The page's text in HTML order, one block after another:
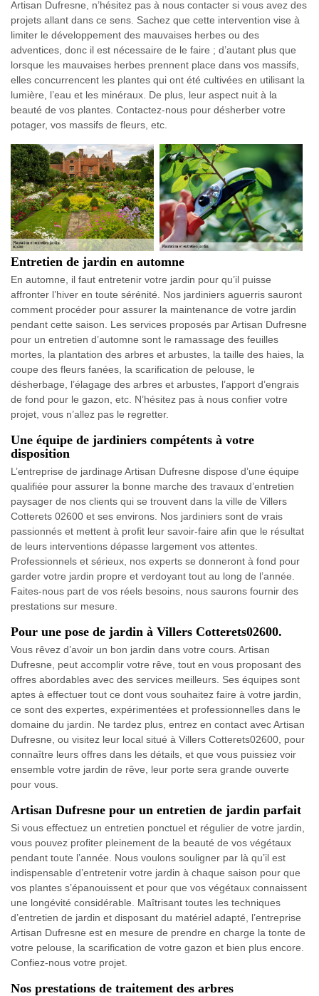
Artisan Dufresne, n’hésitez pas à nous contacter si vous avez des
projets allant dans ce sens. Sachez que cette intervention vise à
limiter le développement des mauvaises herbes ou des
adventices, donc il est nécessaire de le faire ; d’autant plus que
lorsque les mauvaises herbes prennent place dans vos massifs,
elles concurrencent les plantes qui ont été cultivées en utilisant la
lumière, l’eau et les minéraux. De plus, leur aspect nuit à la
beauté de vos plantes. Contactez-nous pour désherber votre
potager, vos massifs de fleurs, etc.
Entretien de jardin en automne
En automne, il faut entretenir votre jardin pour qu’il puisse
affronter l’hiver en toute sérénité. Nos jardiniers aguerris sauront
comment procéder pour assurer la maintenance de votre jardin
pendant cette saison. Les services proposés par Artisan Dufresne
pour un entretien d’automne sont le ramassage des feuilles
mortes, la plantation des arbres et arbustes, la taille des haies, la
coupe des fleurs fanées, la scarification de pelouse, le
désherbage, l’élagage des arbres et arbustes, l’apport d’engrais
de fond pour le gazon, etc. N’hésitez pas à nous confier votre
projet, vous n’allez pas le regretter.
Une équipe de jardiniers compétents à votre
disposition
L’entreprise de jardinage Artisan Dufresne dispose d’une équipe
qualifiée pour assurer la bonne marche des travaux d’entretien
paysager de nos clients qui se trouvent dans la ville de Villers
Cotterets 02600 et ses environs. Nos jardiniers sont de vrais
passionnés et mettent à profit leur savoir-faire afin que le résultat
de leurs interventions dépasse largement vos attentes.
Professionnels et sérieux, nos experts se donneront à fond pour
garder votre jardin propre et verdoyant tout au long de l’année.
Faites-nous part de vos réels besoins, nous saurons fournir des
prestations sur mesure.
Pour une pose de jardin à Villers Cotterets02600.
Vous rêvez d’avoir un bon jardin dans votre cours. Artisan
Dufresne, peut accomplir votre rêve, tout en vous proposant des
offres abordables avec des services meilleurs. Ses équipes sont
aptes à effectuer tout ce dont vous souhaitez faire à votre jardin,
ce sont des expertes, expérimentées et professionnelles dans le
domaine du jardin. Ne tardez plus, entrez en contact avec Artisan
Dufresne, ou visitez leur local situé à Villers Cotterets02600, pour
connaître leurs offres dans les détails, et que vous puissiez voir
ensemble votre jardin de rêve, leur porte sera grande ouverte
pour vous.
Artisan Dufresne pour un entretien de jardin parfait
Si vous effectuez un entretien ponctuel et régulier de votre jardin,
vous pouvez profiter pleinement de la beauté de vos végétaux
pendant toute l’année. Nous voulons souligner par là qu’il est
indispensable d’entretenir votre jardin à chaque saison pour que
vos plantes s’épanouissent et pour que vos végétaux connaissent
une longévité considérable. Maîtrisant toutes les techniques
d’entretien de jardin et disposant du matériel adapté, l’entreprise
Artisan Dufresne est en mesure de prendre en charge la tonte de
votre pelouse, la scarification de votre gazon et bien plus encore.
Confiez-nous votre projet.
Nos prestations de traitement des arbres